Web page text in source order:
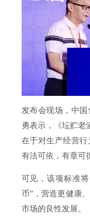
发布会现场，中
勇表示，《坛贮老
在于对生产经营
有法可依，有章可
可见，该项标准
币”，营造更健康
市场的良性发展。